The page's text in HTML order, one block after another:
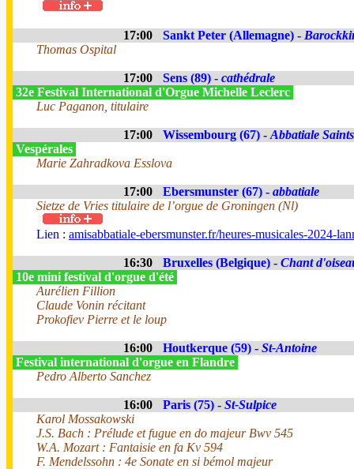
17:00 Sankt Peter (Allemagne) -
Thomas Ospital
17:00 Sens (89) - cathédrale
32e Festival International d'Orgue Michelle Leclerc
Luc Paganon, titulaire
17:00 Wissembourg (67) - Abbatiale
Vespérales
Marie Zahradkova Esslova
17:00 Ebersmunster (67) - abbatiale
Sietze de Vries titulaire de l’orgue de Groningen (Nl)
Lien : amisabbatiale-ebersmunster.fr/heures-musicales-2024-
16:30 Bruxelles (Belgique) - Chant
10e mini festival d'orgue d'été
Aurélien Fillion
Claude Vonin récitant
Prokofiev Pierre et le loup
16:00 Houtkerque (59) - St-Antoine
Festival international d'orgue en Flandre
Pedro Alberto Sanchez
16:00 Paris (75) - St-Sulpice
Karol Mossakowski
J.S. Bach : Prélude et fugue en do majeur Bwv 545
W.A. Mozart : Fantaisie en fa Kv 594
F. Mendelssohn : 4e Sonate en si bémol majeur